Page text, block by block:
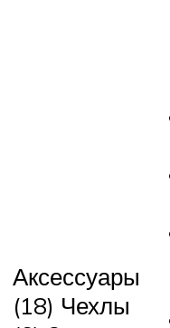
Аксессуары
(18) Чехлы